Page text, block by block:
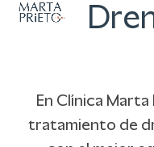
SkipAbrir
Cerrar
En Clínica
tratamiento de